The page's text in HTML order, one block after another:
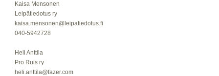
Kaisa Mensonen
Leipätiedotus ry
kaisa.mensonen@leipatiedotus.fi
040-5942728
Heli Anttila
Pro Ruis ry
heli.anttila@fazer.com